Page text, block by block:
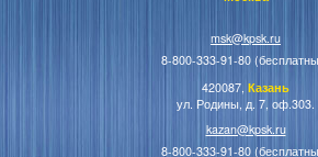
msk@kpsk.ru
8-800-333-91-80
420087, Казань
ул. Родины, д. 7, оф.303.
kazan@kpsk.ru
8-800-333-91-80